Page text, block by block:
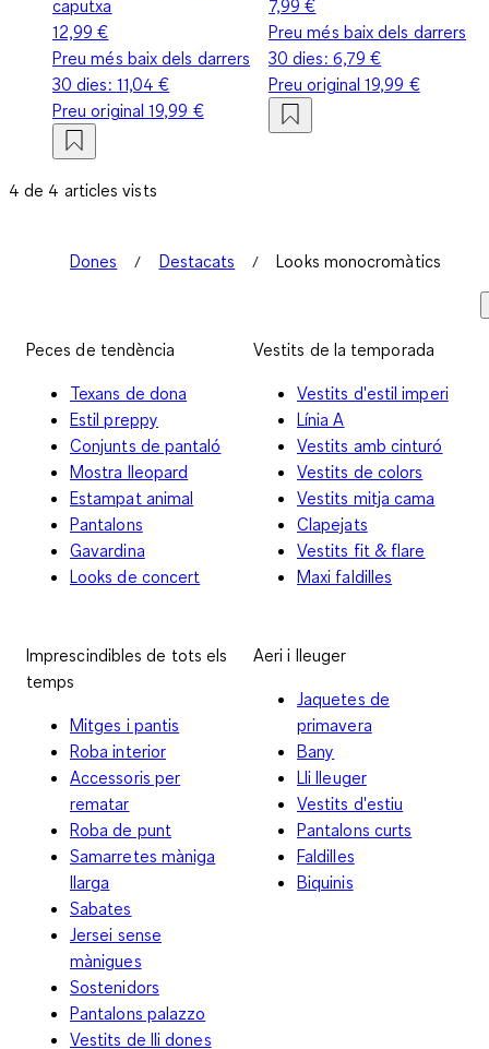
caputxa
12,99 €
Preu més baix dels darrers
30 dies: 11,04 €
Preu original19,99 €
7,99 €
Preu més baix dels darrers
30 dies: 6,79 €
Preu original19,99 €
4 de 4 articles vists
Dones Destacats Looks monocromàtics
Peces de tendència
Texans de dona
Estil preppy
Conjunts de pantaló
Mostra lleopard
Estampat animal
Pantalons
Gavardina
Looks de concert
Vestits de la temporada
Vestits d'estil imperi
Línia A
Vestits amb cinturó
Vestits de colors
Vestits mitja cama
Clapejats
Vestits fit & flare
Maxi faldilles
Imprescindibles de tots els
temps
Mitges i pantis
Roba interior
Accessoris per
rematar
Roba de punt
Samarretes màniga
llarga
Sabates
Jersei sense
mànigues
Sostenidors
Pantalons palazzo
Vestits de lli dones
Aeri i lleuger
Jaquetes de
primavera
Bany
Lli lleuger
Vestits d'estiu
Pantalons curts
Faldilles
Biquinis